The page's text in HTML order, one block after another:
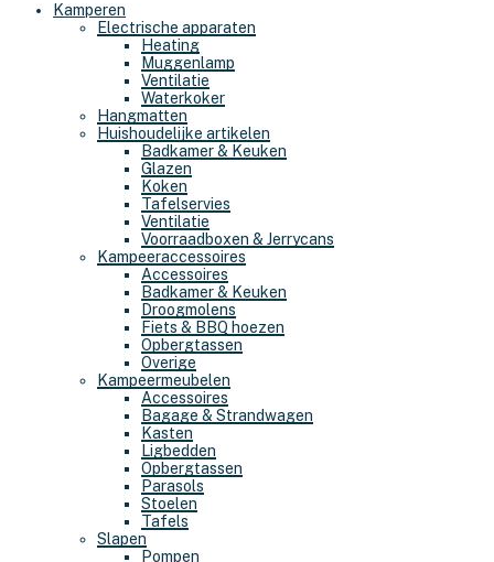
Kamperen
Electrische apparaten
Heating
Muggenlamp
Ventilatie
Waterkoker
Hangmatten
Huishoudelijke artikelen
Badkamer & Keuken
Glazen
Koken
Tafelservies
Ventilatie
Voorraadboxen & Jerrycans
Kampeeraccessoires
Accessoires
Badkamer & Keuken
Droogmolens
Fiets & BBQ hoezen
Opbergtassen
Overige
Kampeermeubelen
Accessoires
Bagage & Strandwagen
Kasten
Ligbedden
Opbergtassen
Parasols
Stoelen
Tafels
Slapen
Pompen